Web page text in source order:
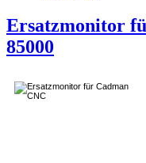
Ersatzmonitor
85000